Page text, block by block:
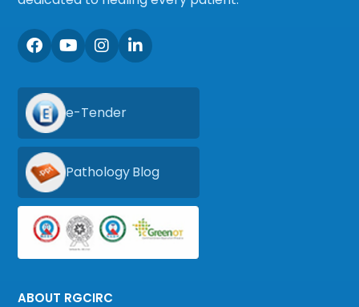
e-Tender
Pathology Blog
ABOUT RGCIRC